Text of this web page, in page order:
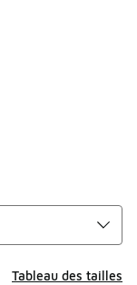
Tableau des tailles